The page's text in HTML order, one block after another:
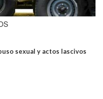
sexual y actos lascivos